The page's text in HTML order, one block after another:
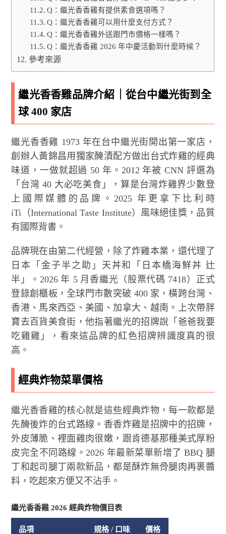
Q：繼光香香雞有提供素食選項嗎？
Q：繼光香香雞可以用什麼支付方式？
Q：繼光香香雞外送跟門市價格一樣嗎？
Q：繼光香香雞 2026 年中慶活動到什麼時候？
參考來源
繼光香香雞品牌介紹｜從台中繼光街到全
球 400 家店
繼光香香雞 1973 年在台中繼光街開出第一家店，
創辦人黃錦昌用獨家醃漬配方做出台式炸雞的經典
味道，一做就超過 50 年。2012 年被 CNN 評選為
「台灣 40 大必吃美食」，算是台灣炸雞界少數登
上國際媒體的品牌。2025 年更拿下比利時
iTi（International Taste Institute）風味絕佳獎，品質
有國際背書。
品牌現在由第二代經營，除了炸雞本業，還代理了
日本「金子半之助」天丼和「日本橋海鮮丼 辻
半」。2026 年 5 月香繼光（股票代碼 7418）正式
登錄創櫃板，全球門市數突破 400 家，橫跨台灣、
香港、馬來西亞、美國、加拿大、越南。上次帶胖
寶去百貨美食街，他指著繼光的招牌說「爸爸我要
吃雞雞」，看來這品牌的紅色招牌辨識度真的很
高。
經典炸物菜單價格
繼光香香雞的核心就是這些經典炸物，每一款都是
先醃後炸的台式路線。香香炸雞是招牌中的招牌，
外皮薄脆、裡面雞肉很嫩，跟肯德基那種美式厚粉
皮完全不同路線。2026 年最新菜單新增了 BBQ 腿
丁和起司腿丁兩款新品，都是酥炸無骨腿肉再裹醬
料，吃起來方便又不沾手。
繼光香香雞 2026 經典炸物價目表
品項 規格 / 口味 價格